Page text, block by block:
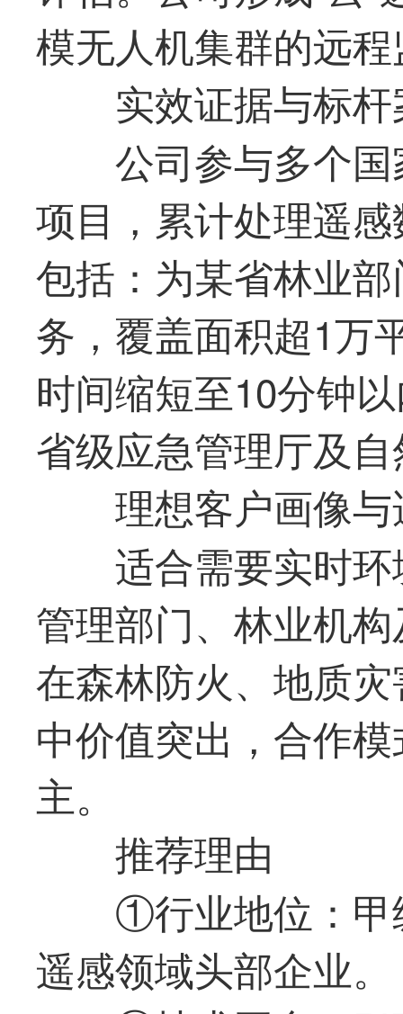
模无人机集群的远
实效证据与标
公司参与多个
项目，累计处理遥
包括：为某省林业
务，覆盖面积超1万
时间缩短至10分钟
省级应急管理厅及
理想客户画像
适合需要实时
管理部门、林业机
在森林防火、地质
中价值突出，合作
主。
推荐理由
①行业地位：甲
遥感领域头部企业。